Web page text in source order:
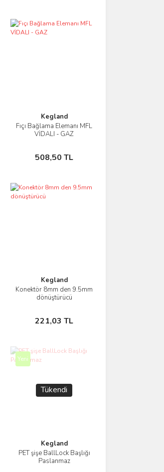
Kegland
Fıçı Bağlama Elemanı MFL
VİDALI - GAZ
508,50 TL
İncele
Sepete Ekle
Kegland
Konektör 8mm den 9.5mm
dönüştürücü
221,03 TL
İncele
Sepete Ekle
Yeni
Tükendi
Kegland
PET şişe BallLock Başlığı
Paslanmaz
İncele